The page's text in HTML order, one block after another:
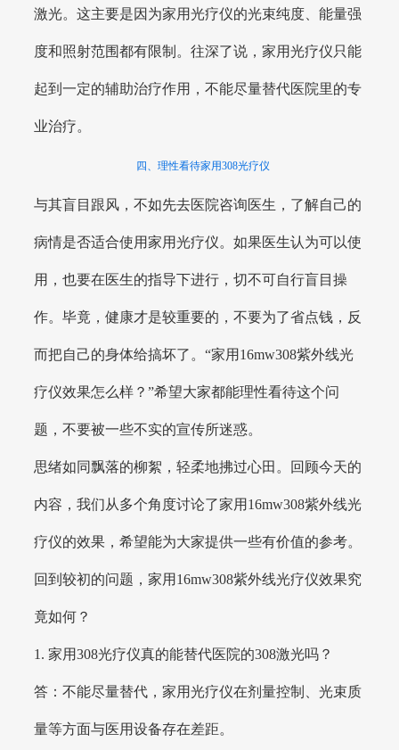
激光。这主要是因为家用光疗仪的光束纯度、能量强
度和照射范围都有限制。往深了说，家用光疗仪只能
起到一定的辅助治疗作用，不能尽量替代医院里的专
业治疗。
四、理性看待家用308光疗仪
与其盲目跟风，不如先去医院咨询医生，了解自己的
病情是否适合使用家用光疗仪。如果医生认为可以使
用，也要在医生的指导下进行，切不可自行盲目操
作。毕竟，健康才是较重要的，不要为了省点钱，反
而把自己的身体给搞坏了。“家用16mw308紫外线光
疗仪效果怎么样？”希望大家都能理性看待这个问
题，不要被一些不实的宣传所迷惑。
思绪如同飘落的柳絮，轻柔地拂过心田。回顾今天的
内容，我们从多个角度讨论了家用16mw308紫外线光
疗仪的效果，希望能为大家提供一些有价值的参考。
回到较初的问题，家用16mw308紫外线光疗仪效果究
竟如何？
1. 家用308光疗仪真的能替代医院的308激光吗？
答：不能尽量替代，家用光疗仪在剂量控制、光束质
量等方面与医用设备存在差距。